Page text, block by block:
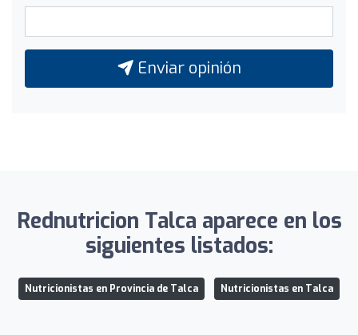
Enviar opinión
Rednutricion Talca aparece en los
siguientes listados:
Nutricionistas en Provincia de Talca Nutricionistas en Talca